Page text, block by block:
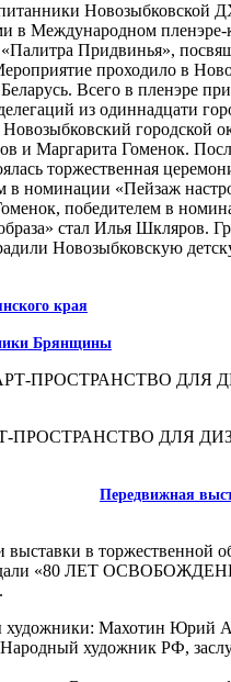
Новозыбковской
в Международном
Придвинья»,
проходило в
Всего в пленэре
из одиннадцати
городской
и Маргарита Гоменок.
торжественная
в номинации «Пейзаж
победителем в
стал Илья Шкляров.
Новозыбковскую
края
Брянщины
ПРОСТРАНСТВО ДЛЯ
Передвижная
выставки в торжественной
«80 ЛЕТ
художники: Махотин Юрий
художник РФ,